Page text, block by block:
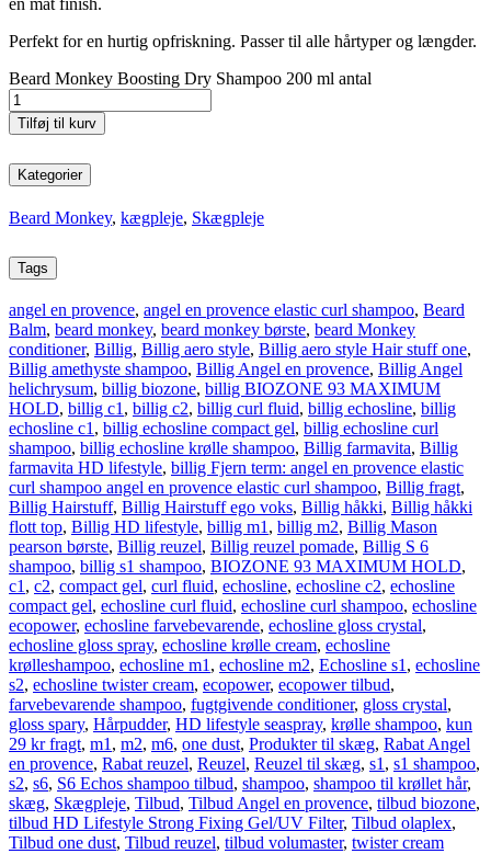
Perfekt for en hurtig opfriskning. Passer til alle hårtyper og længder.
Beard Monkey Boosting Dry Shampoo 200 ml antal
Tilføj til kurv
Kategorier
Beard Monkey, kægpleje, Skægpleje
Tags
angel en provence, angel en provence elastic curl shampoo, Beard
Balm, beard monkey, beard monkey børste, beard Monkey
conditioner, Billig, Billig aero style, Billig aero style Hair stuff one,
Billig amethyste shampoo, Billig Angel en provence, Billig Angel
helichrysum, billig biozone, billig BIOZONE 93 MAXIMUM
HOLD, billig c1, billig c2, billig curl fluid, billig echosline, billig
echosline c1, billig echosline compact gel, billig echosline curl
shampoo, billig echosline krølle shampoo, Billig farmavita, Billig
farmavita HD lifestyle, billig Fjern term: angel en provence elastic
curl shampoo angel en provence elastic curl shampoo, Billig fragt,
Billig Hairstuff, Billig Hairstuff ego voks, Billig håkki, Billig håkki
flott top, Billig HD lifestyle, billig m1, billig m2, Billig Mason
pearson børste, Billig reuzel, Billig reuzel pomade, Billig S 6
shampoo, billig s1 shampoo, BIOZONE 93 MAXIMUM HOLD,
c1, c2, compact gel, curl fluid, echosline, echosline c2, echosline
compact gel, echosline curl fluid, echosline curl shampoo, echosline
ecopower, echosline farvebevarende, echosline gloss crystal,
echosline gloss spray, echosline krølle cream, echosline
krølleshampoo, echosline m1, echosline m2, Echosline s1, echosline
s2, echosline twister cream, ecopower, ecopower tilbud,
farvebevarende shampoo, fugtgivende conditioner, gloss crystal,
gloss spary, Hårpudder, HD lifestyle seaspray, krølle shampoo, kun
29 kr fragt, m1, m2, m6, one dust, Produkter til skæg, Rabat Angel
en provence, Rabat reuzel, Reuzel, Reuzel til skæg, s1, s1 shampoo,
s2, s6, S6 Echos shampoo tilbud, shampoo, shampoo til krøllet hår,
skæg, Skægpleje, Tilbud, Tilbud Angel en provence, tilbud biozone,
tilbud HD Lifestyle Strong Fixing Gel/UV Filter, Tilbud olaplex,
Tilbud one dust, Tilbud reuzel, tilbud volumaster, twister cream